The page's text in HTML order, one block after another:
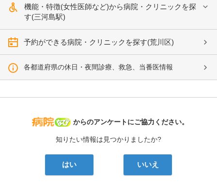
機能・特徴(女性医師など)から病院・クリニックを探
す(三河島駅)
予約ができる病院・クリニックを探す(荒川区)
各都道府県の休日・夜間診療、救急、当番医情報
病院なび
からのアンケートにご協力ください。
知りたい情報は見つかりましたか?
はい いいえ